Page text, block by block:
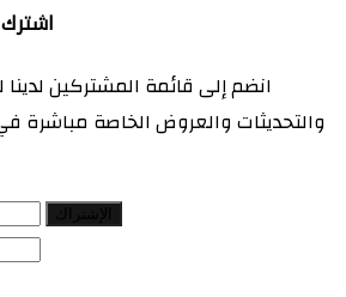
انضم إلى قائمة المشتركين لدينا
والتحديثات والعروض الخاصة مباشرة